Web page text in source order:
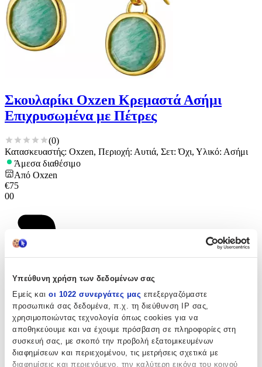
Υπεύθυνη χρήση των δεδομένων σας
Εμείς και οι 1022 συνεργάτες μας επεξεργαζόμαστε
προσωπικά σας δεδομένα, π.χ. τη διεύθυνση IP σας,
χρησιμοποιώντας τεχνολογία όπως cookies για να
αποθηκεύουμε και να έχουμε πρόσβαση σε πληροφορίες στη
συσκευή σας, με σκοπό την προβολή εξατομικευμένων
διαφημίσεων και περιεχομένου, τις μετρήσεις σχετικά με
διαφημίσεις και περιεχόμενο, την καλύτερη εικόνα του κοινού
Σκουλαρίκι Oxzen Κρεμαστά Ασήμι
Επιχρυσωμένα με Πέτρες
(0)
Κατασκευαστής: Oxzen, Περιοχή: Αυτιά, Σετ: Όχι, Υλικό: Ασήμι
Άμεσα διαθέσιμο
Από Oxzen
€75
00